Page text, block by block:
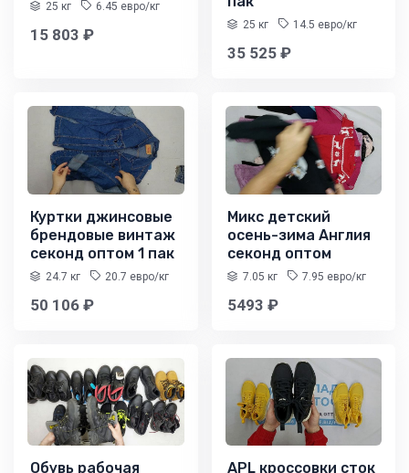
25 кг 6.45 евро/кг
15 803 ₽
25 кг 14.5 евро/кг
35 525 ₽
Куртки джинсовые
брендовые винтаж
секонд оптом 1 пак
24.7 кг 20.7 евро/кг
50 106 ₽
Микс детский
осень-зима Англия
секонд оптом
7.05 кг 7.95 евро/кг
5493 ₽
Обувь рабочая APL кроссовки сток